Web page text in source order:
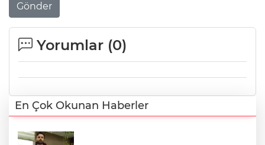
Gönder
Yorumlar (0)
En Çok Okunan Haberler